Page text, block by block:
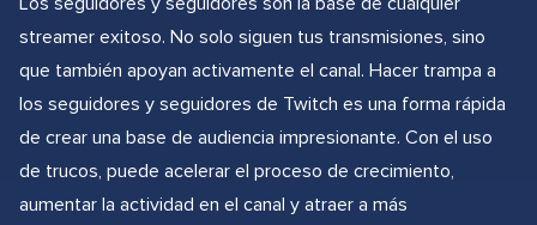
streamer exitoso. No solo siguen tus transmisiones, sino
que también apoyan activamente el canal. Hacer trampa a
los seguidores y seguidores de Twitch es una forma rápida
de crear una base de audiencia impresionante. Con el uso
de trucos, puede acelerar el proceso de crecimiento,
aumentar la actividad en el canal y atraer a más